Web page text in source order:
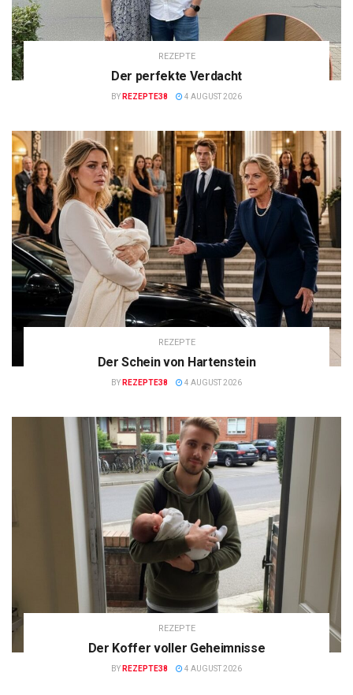
REZEPTE
Der perfekte Verdacht
BY REZEPTE38 4 AUGUST 2026
REZEPTE
Der Schein von Hartenstein
BY REZEPTE38 4 AUGUST 2026
REZEPTE
Der Koffer voller Geheimnisse
BY REZEPTE38 4 AUGUST 2026